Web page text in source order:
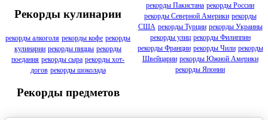
Рекорды кулинарии
рекорды алкоголя рекорды кофе рекорды
кулинарии рекорды пиццы рекорды
поедания рекорды сыра рекорды хот-
догов рекорды шоколада
Рекорды предметов
рекорды Пакистана рекорды России
рекорды Северной Америки рекорды
США рекорды Турции рекорды Украины
рекорды улиц рекорды Филиппин
рекорды Франции рекорды Чили рекорды
Швейцарии рекорды Южной Америки
рекорды Японии